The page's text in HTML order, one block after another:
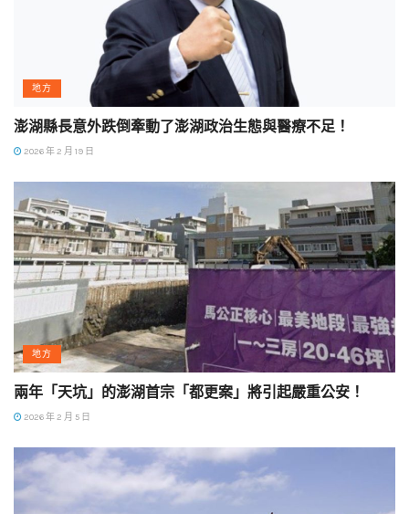
地方
澎湖縣長意外跌倒牽動了澎湖政治生態與醫療不足！
2026 年 2 月 19 日
地方
兩年「天坑」的澎湖首宗「都更案」將引起嚴重公安！
2026 年 2 月 5 日